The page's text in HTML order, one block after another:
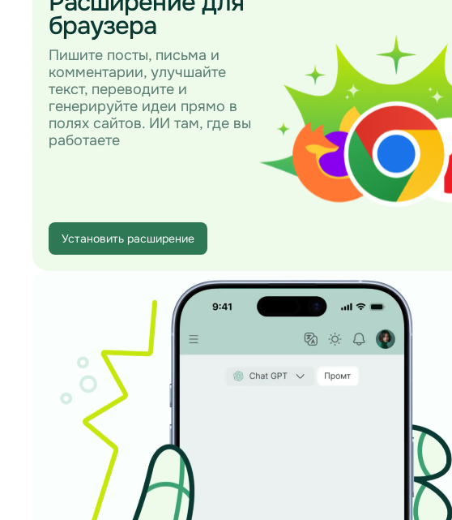
браузера
Пишите посты, письма и
комментарии, улучшайте
текст, переводите и
генерируйте идеи прямо в
полях сайтов. ИИ там, где вы
работаете
Установить расширение